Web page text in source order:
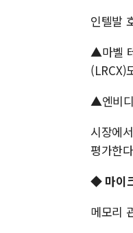
인텔발
▲마벨
(LRCX)
▲엔비
시장에
평가한
◆마이
메모리